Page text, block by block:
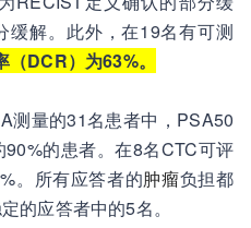
缓解。此外，在19名有可测
（DCR）为63%。
测量的31名患者中，PSA50
的患者。在8名CTC可评
。所有应答者的肿瘤负担都
的应答者中的5名。